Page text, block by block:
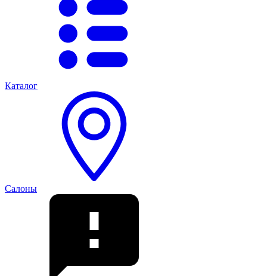
Каталог
Салоны